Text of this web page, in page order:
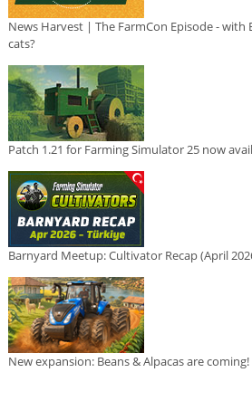
News Harvest | The FarmCon Episode - with
cats?
Patch 1.21 for Farming Simulator 25 now
Barnyard Meetup: Cultivator Recap (April
New expansion: Beans & Alpacas are coming!